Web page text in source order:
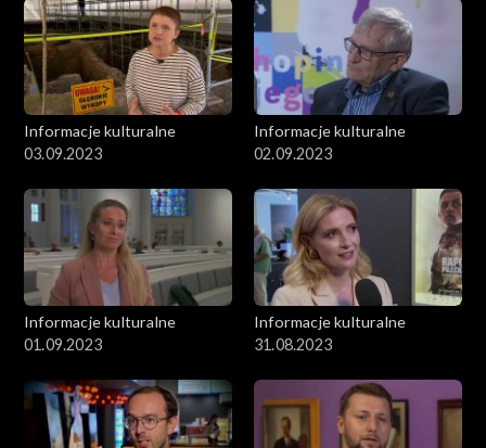
Informacje kulturalne
03.09.2023
Informacje kulturalne
02.09.2023
Informacje kulturalne
01.09.2023
Informacje kulturalne
31.08.2023